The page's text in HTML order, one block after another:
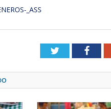
_ASS
Twitter